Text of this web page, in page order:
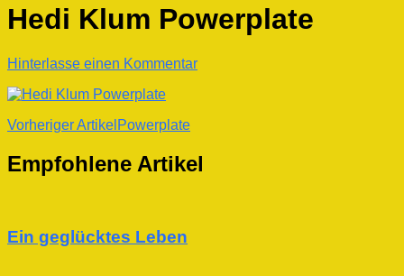
Hedi Klum Powerplate
Hinterlasse einen Kommentarzu
Beitragsnavigation
Vorheriger Artikel Powerplate
Empfohlene Artikel
Ein geglücktes Leben